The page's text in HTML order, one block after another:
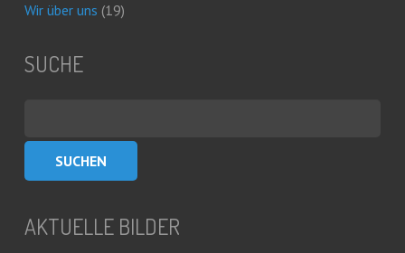
Wir über uns (19)
SUCHE
AKTUELLE BILDER